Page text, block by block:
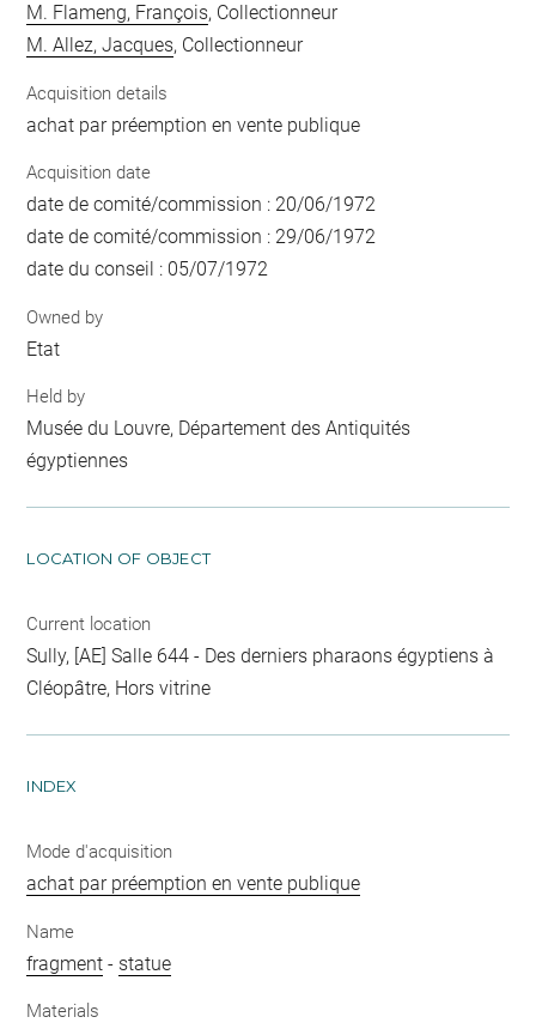
M. Flameng, François, Collectionneur
M. Allez, Jacques, Collectionneur
Acquisition details
achat par préemption en vente publique
Acquisition date
date de comité/commission : 20/06/1972
date de comité/commission : 29/06/1972
date du conseil : 05/07/1972
Owned by
Etat
Held by
Musée du Louvre, Département des Antiquités
égyptiennes
LOCATION OF OBJECT
Current location
Sully, [AE] Salle 644 - Des derniers pharaons égyptiens à
Cléopâtre, Hors vitrine
INDEX
Mode d'acquisition
achat par préemption en vente publique
Name
fragment - statue
Materials